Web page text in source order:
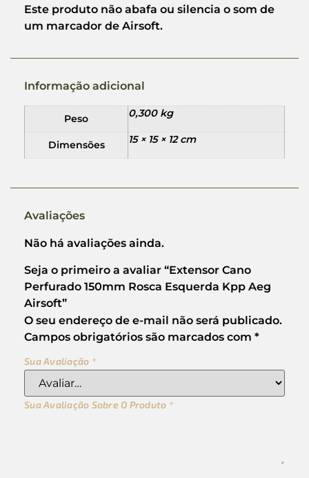
Este produto não abafa ou silencia o som de
um marcador de Airsoft.
Informação adicional
Peso 0,300 kg
Dimensões 15 × 15 × 12 cm
Avaliações
Não há avaliações ainda.
Seja o primeiro a avaliar “Extensor Cano
Perfurado 150mm Rosca Esquerda Kpp Aeg
Airsoft”
O seu endereço de e-mail não será publicado.
Campos obrigatórios são marcados com *
Sua Avaliação *
Sua Avaliação Sobre O Produto *